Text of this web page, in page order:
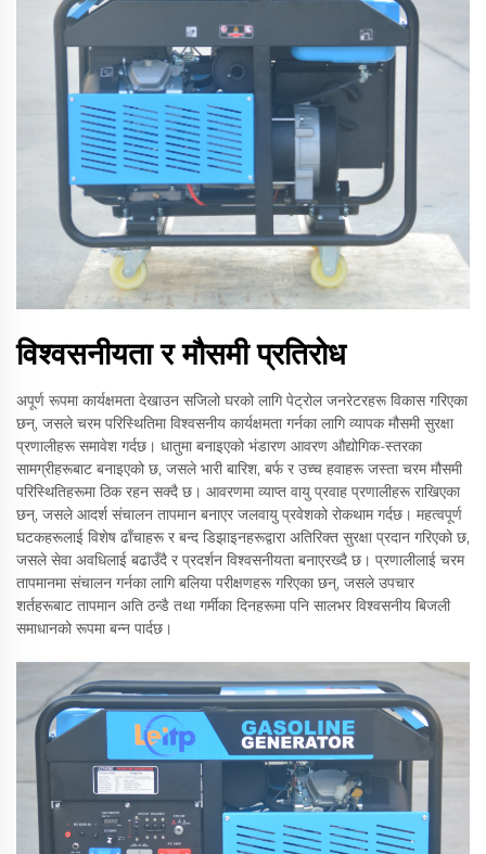
विश्वसनीयता र मौसमी प्रतिरोध
अपूर्ण रूपमा कार्यक्षमता देखाउन सजिलो घरको लागि पेट्रोल जनरेटरहरू विकास गरिएका
छन्, जसले चरम परिस्थितिमा विश्वसनीय कार्यक्षमता गर्नका लागि व्यापक मौसमी सुरक्षा
प्रणालीहरू समावेश गर्दछ। धातुमा बनाइएको भंडारण आवरण औद्योगिक-स्तरका
सामग्रीहरूबाट बनाइएको छ, जसले भारी बारिश, बर्फ र उच्च हवाहरू जस्ता चरम मौसमी
परिस्थितिहरूमा ठिक रहन सक्दै छ। आवरणमा व्याप्त वायु प्रवाह प्रणालीहरू राखिएका
छन्, जसले आदर्श संचालन तापमान बनाएर जलवायु प्रवेशको रोकथाम गर्दछ। महत्वपूर्ण
घटकहरूलाई विशेष ढाँचाहरू र बन्द डिझाइनहरूद्वारा अतिरिक्त सुरक्षा प्रदान गरिएको छ,
जसले सेवा अवधिलाई बढाउँदै र प्रदर्शन विश्वसनीयता बनाएरख्दै छ। प्रणालीलाई चरम
तापमानमा संचालन गर्नका लागि बलिया परीक्षणहरू गरिएका छन्, जसले उपचार
शर्तहरूबाट तापमान अति ठन्डै तथा गर्मीका दिनहरूमा पनि सालभर विश्वसनीय बिजली
समाधानको रूपमा बन्न पार्दछ।